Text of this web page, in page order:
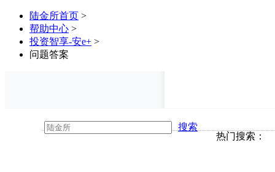
陆金所首页 >
帮助中心 >
投资智享-安e+ >
问题答案
搜索
热门搜索：